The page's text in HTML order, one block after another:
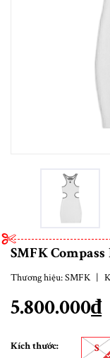
SMFK
Thương hiệu:SMFK |
5.800.000₫
Kích thước: S